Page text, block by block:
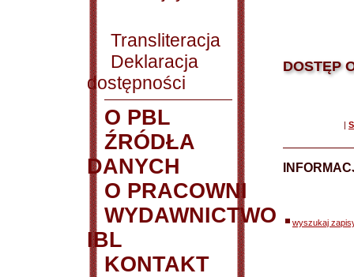
Transliteracja
Deklaracja
dostępności
O PBL
ŹRÓDŁA
DANYCH
O PRACOWNI
WYDAWNICTWO
IBL
KONTAKT
DOSTĘP
|
wyszukaj